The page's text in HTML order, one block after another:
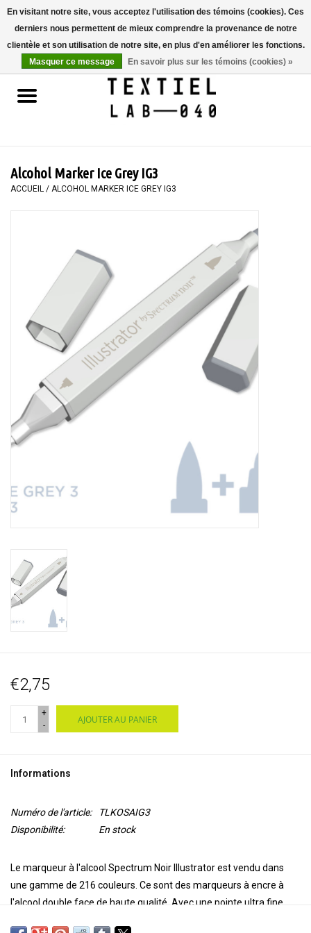
Accueil
LIVRES
PEINTURE
WORKSHOPS
SPECIALS
OUTILS
Alcohol Marker Ice Grey IG3
ACCUEIL / ALCOHOL MARKER ICE GREY IG3
€2,75
+
-
AJOUTER AU PANIER
Informations
Numéro de l'article:
TLKOSAIG3
Disponibilité:
En stock
Le marqueur à l'alcool Spectrum Noir Illustrator est vendu dans
une gamme de 216 couleurs. Ce sont des marqueurs à encre à
l'alcool double face de haute qualité. Avec une pointe ultra fine
En visitant notre site, vous acceptez l'utilisation des témoins (cookies). Ces
derniers nous permettent de mieux comprendre la provenance de notre
clientèle et son utilisation de notre site, en plus d'en améliorer les fonctions.
Masquer ce message
En savoir plus sur les témoins (cookies) »